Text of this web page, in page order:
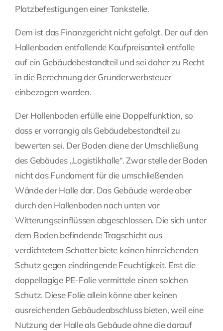
Platzbefestigungen einer Tankstelle.
Dem ist das Finanzgericht nicht gefolgt. Der auf den
Hallenboden entfallende Kaufpreisanteil entfalle
auf ein Gebäudebestandteil und sei daher zu Recht
in die Berechnung der Grunderwerbsteuer
einbezogen worden.
Der Hallenboden erfülle eine Doppelfunktion, so
dass er vorrangig als Gebäudebestandteil zu
bewerten sei. Der Boden diene der Umschließung
des Gebäudes „Logistikhalle“. Zwar stelle der Boden
nicht das Fundament für die umschließenden
Wände der Halle dar. Das Gebäude werde aber
durch den Hallenboden nach unten vor
Witterungseinflüssen abgeschlossen. Die sich unter
dem Boden befindende Tragschicht aus
verdichtetem Schotter biete keinen hinreichenden
Schutz gegen eindringende Feuchtigkeit. Erst die
doppellagige PE-Folie vermittele einen solchen
Schutz. Diese Folie allein könne aber keinen
ausreichenden Gebäudeabschluss bieten, weil eine
Nutzung der Halle als Gebäude ohne die darauf